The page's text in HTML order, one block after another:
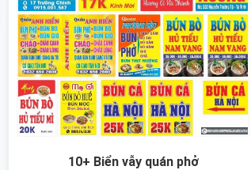
10+ Biển vẫy quán phở